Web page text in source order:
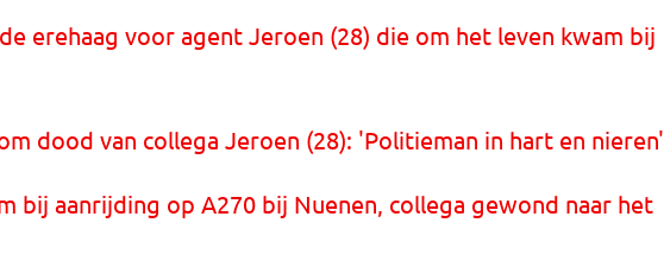
erehaag voor agent Jeroen (28) die om het leven kwam bij
dood van collega Jeroen (28): 'Politieman in hart en nieren'
bij aanrijding op A270 bij Nuenen, collega gewond naar het